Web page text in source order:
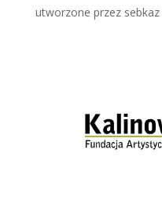
utworzone przez sebkaz